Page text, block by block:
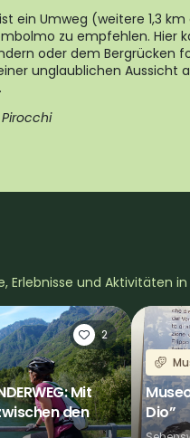
ein Umweg (weitere 1,3
zu empfehlen. Hier
oder dem Bergrücken
unglaublichen Aussicht
Pirocchi
Erlebnisse und Aktivitäten
2
Mit
den
Dio”